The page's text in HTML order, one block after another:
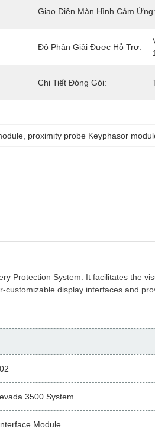
Giao Diện Màn Hình Cảm Ứng:
Độ Phân Giải Được Hỗ Trợ:
Chi Tiết Đóng Gói:
proximity probe Keyphasor
Protection System. It facilitates the
customizable display interfaces and
3500 System
Module